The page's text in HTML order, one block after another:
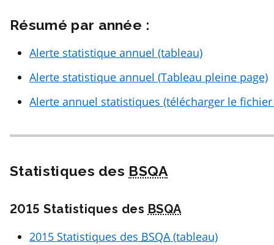
Résumé par année :
Alerte statistique annuel (tableau)
Alerte statistique annuel (Tableau pleine page)
Alerte annuel statistiques (télécharger le
Statistiques des BSQA
2015 Statistiques des BSQA
2015 Statistiques des BSQA(tableau)